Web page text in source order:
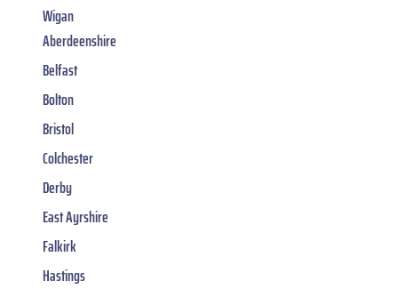
Wigan
Aberdeenshire
Belfast
Bolton
Bristol
Colchester
Derby
East Ayrshire
Falkirk
Hastings